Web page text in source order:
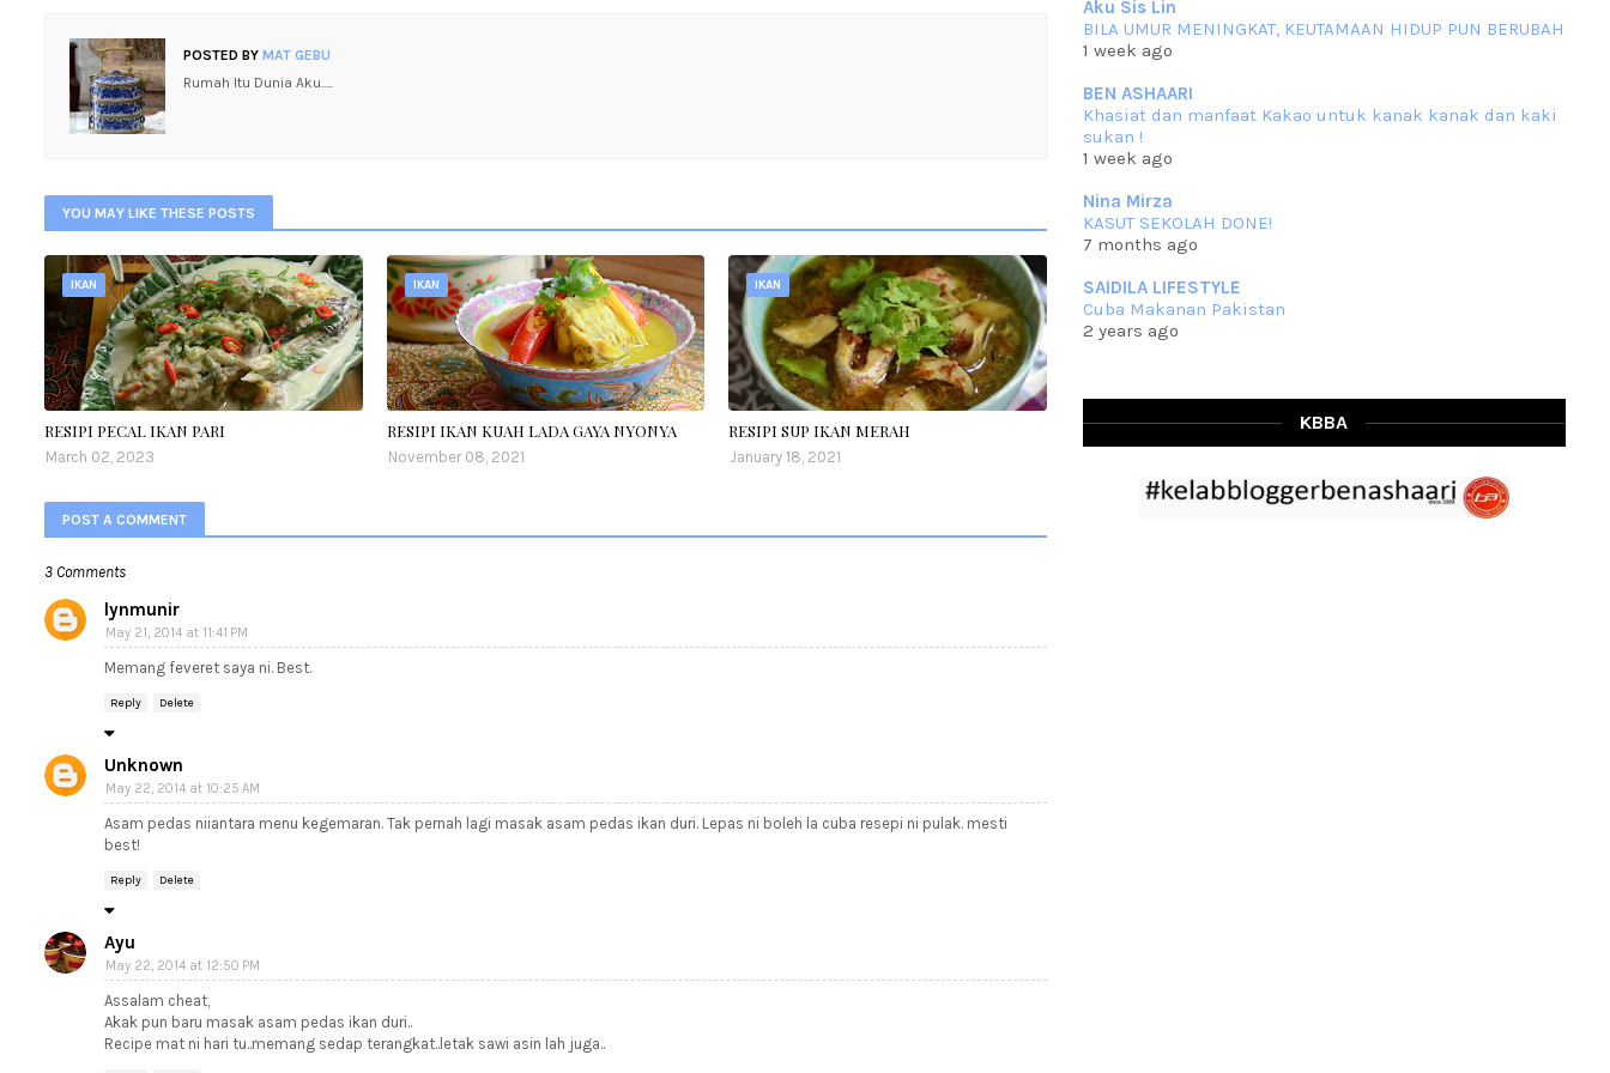
POSTED BY MAT GEBU
Rumah Itu Dunia Aku.....
YOU MAY LIKE THESE POSTS
IKAN
RESIPI PECAL IKAN PARI
March 02, 2023
IKAN
RESIPI IKAN KUAH LADA GAYA NYONYA
November 08, 2021
IKAN
RESIPI SUP IKAN MERAH
January 18, 2021
POST A COMMENT
3 Comments
lynmunir
May 21, 2014 at 11:41 PM
Memang feveret saya ni. Best.
Reply Delete
Unknown
May 22, 2014 at 10:25 AM
Asam pedas niiantara menu kegemaran. Tak pernah lagi masak asam pedas ikan duri. Lepas ni boleh la cuba resepi ni pulak. mesti
best!
Reply Delete
Ayu
May 22, 2014 at 12:50 PM
Assalam cheat,
Akak pun baru masak asam pedas ikan duri..
Recipe mat ni hari tu..memang sedap terangkat..letak sawi asin lah juga..
RESIPI KURMA AYAM MERAH
Assalammualaikum, salam semua. Hari ni 4 Zulhijjah 1444 Hijrah,
Jun 23 2023
RESIPI SAMBAL PARU
Assalammualaikum, salam sejahtera semua. Lama betul che mat tak
Jun 20 2023
RESIPI PISANG MUDA MASAK LEMAK
lemak ni che mat... read more
Mar 07 2023
RESIPI BAMIA KAMBING
Assalammualaikum, salam Ahad semua. Dah beberapa hari cuaca
asyik hujan saja di... read more
Aku Sis Lin
BILA UMUR MENINGKAT, KEUTAMAAN HIDUP PUN BERUBAH
1 week ago
BEN ASHAARI
Khasiat dan manfaat Kakao untuk kanak kanak dan kaki
sukan !
1 week ago
Nina Mirza
KASUT SEKOLAH DONE!
7 months ago
SAIDILA LIFESTYLE
Cuba Makanan Pakistan
2 years ago
KBBA